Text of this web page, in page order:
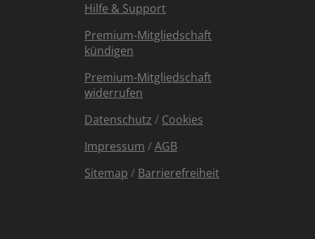
Hilfe & Support
Premium-Mitgliedschaft
kündigen
Premium-Mitgliedschaft
widerrufen
Datenschutz / Cookies
Impressum /AGB
Sitemap / Barrierefreiheit